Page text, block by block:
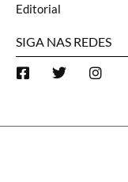
Editorial
SIGA NAS REDES